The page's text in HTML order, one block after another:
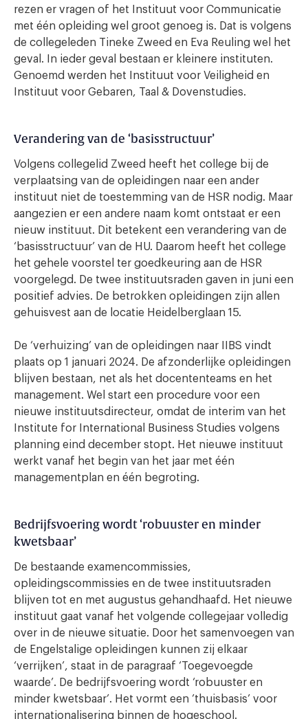
rezen er vragen of het Instituut voor Communicatie
met één opleiding wel groot genoeg is. Dat is volgens
de collegeleden Tineke Zweed en Eva Reuling wel het
geval. In ieder geval bestaan er kleinere instituten.
Genoemd werden het Instituut voor Veiligheid en
Instituut voor Gebaren, Taal & Dovenstudies.
Verandering van de ‘basisstructuur’
Volgens collegelid Zweed heeft het college bij de
verplaatsing van de opleidingen naar een ander
instituut niet de toestemming van de HSR nodig. Maar
aangezien er een andere naam komt ontstaat er een
nieuw instituut. Dit betekent een verandering van de
‘basisstructuur’ van de HU. Daarom heeft het college
het gehele voorstel ter goedkeuring aan de HSR
voorgelegd. De twee instituutsraden gaven in juni een
positief advies. De betrokken opleidingen zijn allen
gehuisvest aan de locatie Heidelberglaan 15.
De ‘verhuizing’ van de opleidingen naar IIBS vindt
plaats op 1 januari 2024. De afzonderlijke opleidingen
blijven bestaan, net als het docententeams en het
management. Wel start een procedure voor een
nieuwe instituutsdirecteur, omdat de interim van het
Institute for International Business Studies volgens
planning eind december stopt. Het nieuwe instituut
werkt vanaf het begin van het jaar met één
managementplan en één begroting.
Bedrijfsvoering wordt ‘robuuster en minder
kwetsbaar’
De bestaande examencommissies,
opleidingscommissies en de twee instituutsraden
blijven tot en met augustus gehandhaafd. Het nieuwe
instituut gaat vanaf het volgende collegejaar volledig
over in de nieuwe situatie. Door het samenvoegen van
de Engelstalige opleidingen kunnen zij elkaar
‘verrijken’, staat in de paragraaf ‘Toegevoegde
waarde’. De bedrijfsvoering wordt ‘robuuster en
minder kwetsbaar’. Het vormt een ’thuisbasis’ voor
internationalisering binnen de hogeschool.